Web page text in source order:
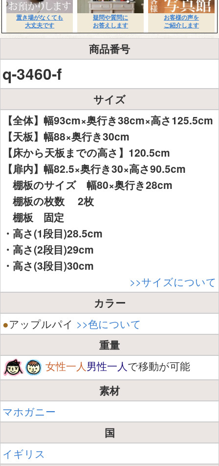
置き場がなくても
大丈夫です
疑問や質問に
お答えします
お客様の声を
ご紹介します
商品番号
q-3460-f
サイズ
【全体】幅93cm×奥行き38cm×高さ125.5cm
【天板】幅88×奥行き30cm
【床から天板までの高さ】120.5cm
【扉内】幅82.5×奥行き30×高さ90.5cm
棚板のサイズ 幅80×奥行き28cm
棚板の枚数 2枚
棚板 固定
・高さ(1段目)28.5cm
・高さ(2段目)29cm
・高さ(3段目)30cm
>>サイズについて
カラー
●アップルパイ >>色について
重量
女性一人 男性一人で移動が可能
素材
マホガニー
国
イギリス